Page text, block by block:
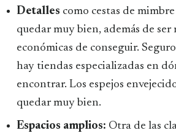
Detalles como cestas de
quedar muy bien, además de ser
económicas de conseguir.
hay tiendas especializadas en
encontrar. Los espejos
quedar muy bien.
Espacios amplios: Otra de las